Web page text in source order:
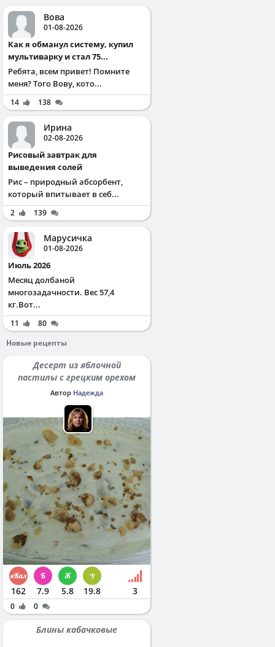
Вова
01-08-2026
Как я обманул систему, купил
мультиварку и стал 75...
Ребята, всем привет! Помните
меня? Того Вову, кото...
14 138
Ирина
02-08-2026
Рисовый завтрак для
выведения солей
Рис – природный абсорбент,
который впитывает в себ...
2 139
Марусичка
01-08-2026
Июль 2026
Месяц долбаной
многозадачности. Вес 57,4
кг.Вот...
11
80
Новые рецепты
Десерт из яблочной
пастилы с грецким орехом
Автор Надежда
162 7.9 5.8 19.8 3
0 0
Блины кабачковые